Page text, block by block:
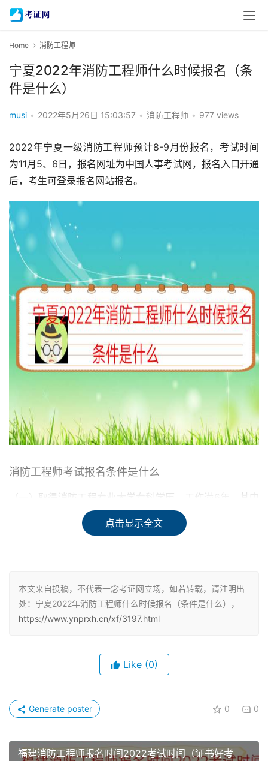
Home 消防工程师
宁夏2022年消防工程师什么时候报名（条
件是什么）
musi • 2022年5月26日 15:03:57 • 消防工程师 • 977 views
2022年宁夏一级消防工程师预计8-9月份报名，考试时间
为11月5、6日，报名网址为中国人事考试网，报名入口开通
后，考生可登录报名网站报名。
消防工程师考试报名条件是什么
（一）取得消防工程专业大学专科学历，工作满6年，其中
从事消防安全技术工作满4年；或者取得消防工程相关专业
大学专科学历，工作满7年，其中从事消防安全技术工作满
年，其中从事消防安全技术工作满3年；或者取得消防工程
相关专业大学本科学历，工作满5年，其中从事消防安全技
术工作满4年。
（三）取得含消防工程专业在内的双学士学位或者研究生班
毕业，工作满3年，其中从事消防安全技术工作满2年；或
业，工作满4年，其中从事消防安全技术工作满3年。
其中从事消防安全技术工作满1年；或者取得消防工程相关
点击显示全文
本文来自投稿，不代表一念考证网立场，如若转载，请注明出
处：宁夏2022年消防工程师什么时候报名（条件是什么），
https://www.ynprxh.cn/xf/3197.html
Like (0)
0 0
Generate poster
福建消防工程师报名时间2022考试时间（证书好考